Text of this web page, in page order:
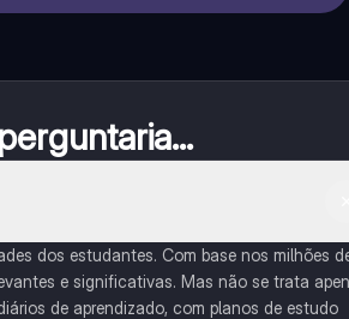
dos estudantes. Com base nos milhões
e significativas. Mas não se trata
de aprendizado, com planos de estudo